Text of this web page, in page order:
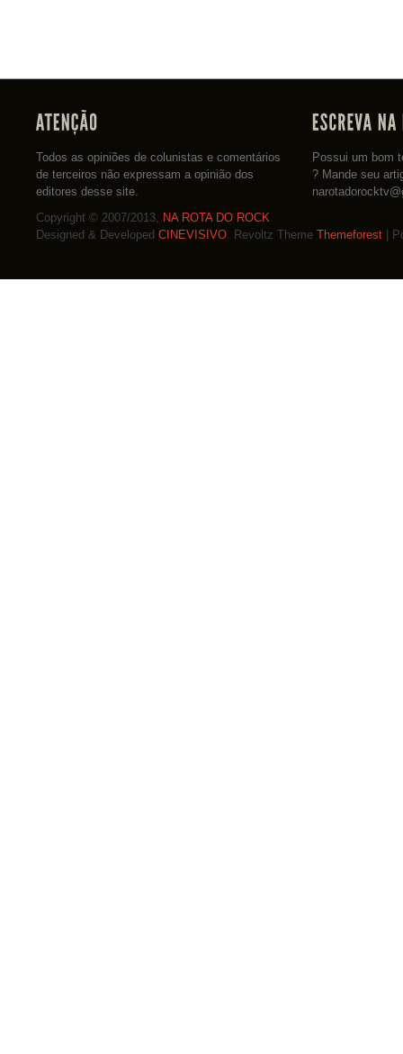
Todos as opiniões de colunistas e comentários
de terceiros não expressam a opinião dos
editores desse site.
Possui um bom
? Mande seu
Copyright © 2007/2013, NA ROTA DO ROCK
Designed & Developed CINEVISIVO. Revoltz Theme Themeforest |